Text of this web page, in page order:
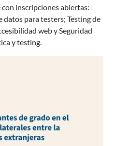
inscripciones abiertas:
datos para testers; Testing de
web y Seguridad
y testing.